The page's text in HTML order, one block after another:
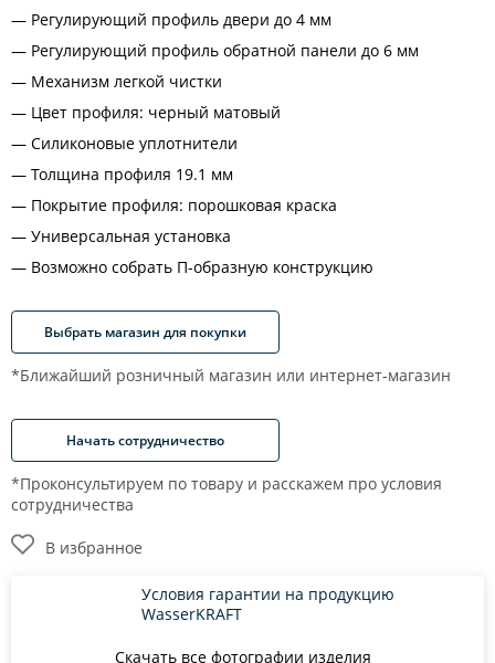
Регулирующий профиль двери до 4 мм
Регулирующий профиль обратной панели до 6 мм
Механизм легкой чистки
Цвет профиля: черный матовый
Силиконовые уплотнители
Толщина профиля 19.1 мм
Покрытие профиля: порошковая краска
Универсальная установка
Возможно собрать П-образную конструкцию
Выбрать магазин для покупки
*Ближайший розничный магазин или интернет-магазин
Начать сотрудничество
*Проконсультируем по товару и расскажем про условия
сотрудничества
В избранное
Скачать все фотографии изделия
Условия гарантии на продукцию
WasserKRAFT